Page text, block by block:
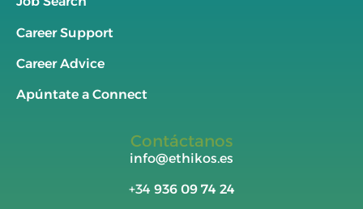
Career Support
Career Advice
Apúntate a Connect
Contáctanos
info@ethikos.es
+34 936 09 74 24